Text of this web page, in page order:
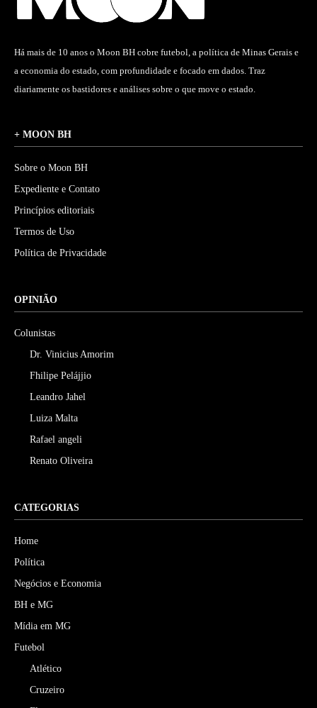
Há mais de 10 anos o Moon BH cobre futebol, a política de Minas Gerais e
a economia do estado, com profundidade e focado em dados. Traz
diariamente os bastidores e análises sobre o que move o estado.
+ MOON BH
Sobre o Moon BH
Expediente e Contato
Princípios editoriais
Termos de Uso
Política de Privacidade
OPINIÃO
Colunistas
Dr. Vinicius Amorim
Fhilipe Pelájjio
Leandro Jahel
Luiza Malta
Rafael angeli
Renato Oliveira
CATEGORIAS
Home
Política
Negócios e Economia
BH e MG
Mídia em MG
Futebol
Atlético
Cruzeiro